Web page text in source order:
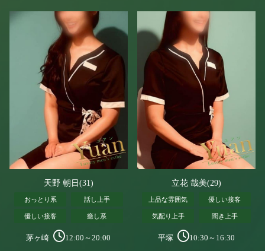
天野 朝日(31)
おっとり系 話し上手
優しい接客 癒し系
茅ヶ崎 12:00～20:00
立花 哉美(29)
上品な雰囲気 優しい接客
気配り上手 聞き上手
平塚 10:30～16:30